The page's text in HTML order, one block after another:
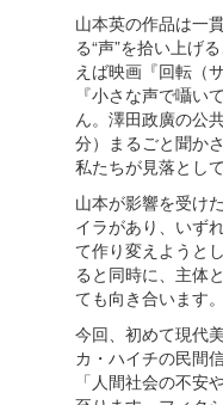
山本英の作品は一
る“声”を拾い上げ
えば映画『回転（
『小さな声で囁
ん。澤田政廣の公
分）まるごと聞か
私たちが見落とし
山本が影響を受け
イラがあり、いず
て作り変えようと
ると同時に、主体
ても向き合います。
今回、初めて現代
カ・ハイチの民間
「人間社会の不